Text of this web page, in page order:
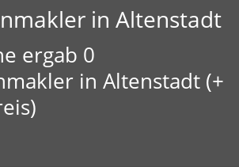
in Altenstadt
ergab 0
in Altenstadt (+